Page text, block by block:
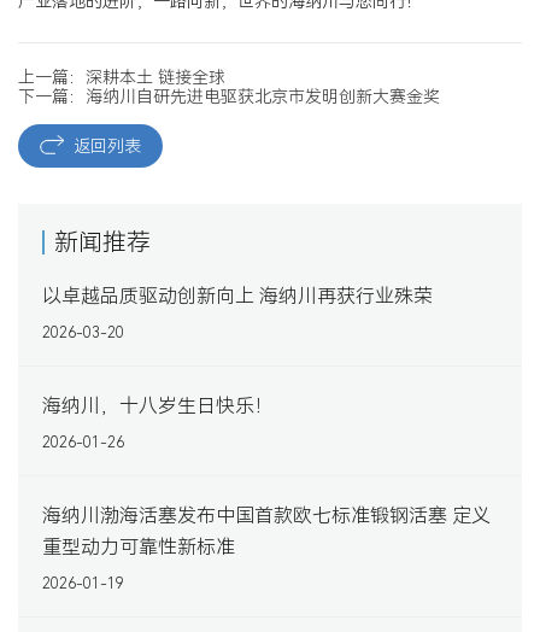
上一篇：深耕本土 链接全球
下一篇：海纳川自研先进电驱获北京市发明创新大赛金奖
返回列表
新闻推荐
以卓越品质驱动创新向上 海纳川再获行业殊荣
2026-03-20
海纳川，十八岁生日快乐！
2026-01-26
海纳川渤海活塞发布中国首款欧七标准锻钢活塞 定义
重型动力可靠性新标准
2026-01-19